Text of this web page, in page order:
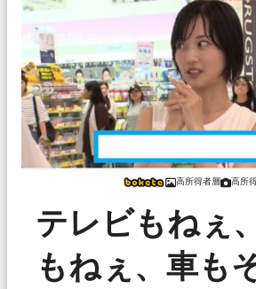
高所得者層 高所
テレビもねぇ
もねぇ、車も